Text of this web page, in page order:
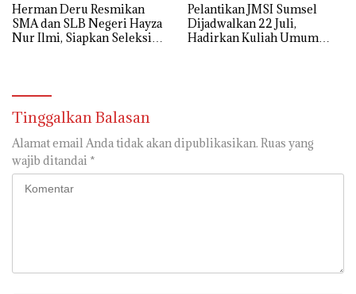
Herman Deru Resmikan
SMA dan SLB Negeri Hayza
Nur Ilmi, Siapkan Seleksi
Pelantikan JMSI Sumsel
Dijadwalkan 22 Juli,
Hadirkan Kuliah Umum
Tinggalkan Balasan
Alamat email Anda tidak akan dipublikasikan. Ruas yang
wajib ditandai *